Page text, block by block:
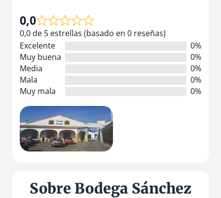
0,0
0,0 de 5 estrellas (basado en 0 reseñas)
Excelente
0%
Muy buena
0%
Media
0%
Mala
0%
Muy mala
0%
Sobre Bodega Sánchez